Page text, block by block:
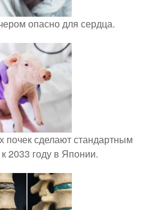
опасно для сердца.
почек сделают стандартным
2033 году в Японии.